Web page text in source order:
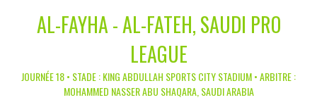
AL-FAYHA - AL-FATEH, SAUDI PRO
LEAGUE
JOURNÉE 18 • STADE : KING ABDULLAH SPORTS CITY STADIUM • ARBITRE :
MOHAMMED NASSER ABU SHAQARA, SAUDI ARABIA